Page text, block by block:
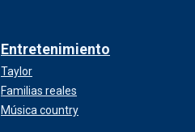
Entretenimiento
Taylor
Familias reales
Música country